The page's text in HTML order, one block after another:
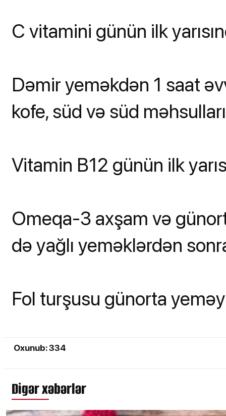
C vitamini günün ilk
Dəmir yeməkdən 1 saat
kofe, süd və süd
Vitamin B12 günün ilk
Omeqa-3 axşam və
də yağlı yeməklərdən
Fol turşusu günorta
Oxunub: 334
Digər xəbərlər